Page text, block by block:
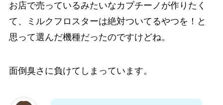
お店で売っているみたいなカプチーノが作りたく
て、ミルクフロスターは絶対ついてるやつを！と
思って選んだ機種だったのですけどね。
面倒臭さに負けてしまっています。